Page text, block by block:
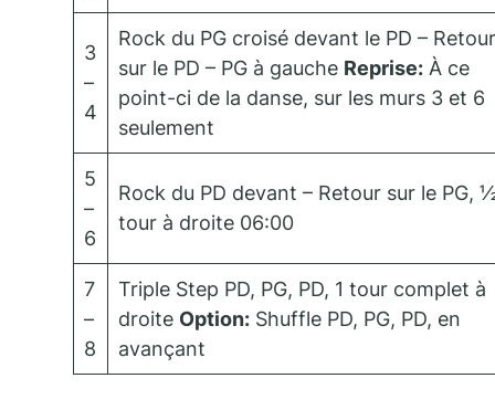
3
–
4
Rock du PG croisé devant le PD – Retour
sur le PD – PG à gauche Reprise: À ce
point-ci de la danse, sur les murs 3 et 6
seulement
5
–
6
Rock du PD devant – Retour sur le PG,
tour à droite 06:00
7
–
8
Triple Step PD, PG, PD, 1 tour complet à
droite Option: Shuffle PD, PG, PD, en
avançant